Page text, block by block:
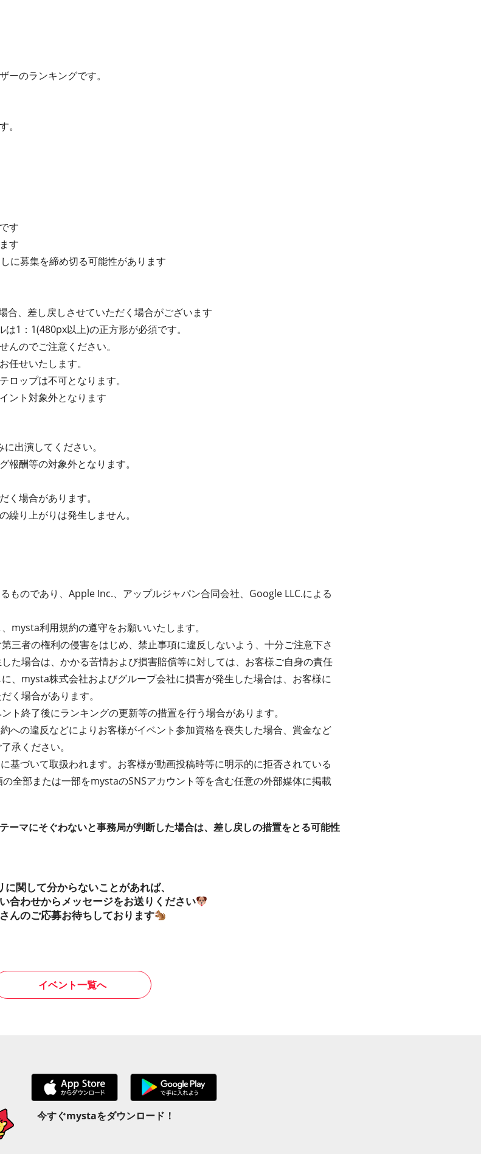
のランキングです。
。
す
す
に募集を締め切る可能性があります
合、差し戻しさせていただく場合がございます
1：1(480px以上)の正方形が必須です。
んのでご注意ください。
任せいたします。
ロップは不可となります。
ント対象外となります
出演してください。
報酬等の対象外となります。
く場合があります。
繰り上がりは発生しません。
ものであり、Apple Inc.、アップルジャパン合同会社、Google LLC.による
mysta利用規約の遵守をお願いいたします。
三者の権利の侵害をはじめ、禁止事項に違反しないよう、十分ご注意下さ
た場合は、かかる苦情および損害賠償等に対しては、お客様ご自身の責任
、mysta株式会社およびグループ会社に損害が発生した場合は、お客様に
く場合があります。
ト終了後にランキングの更新等の措置を行う場合があります。
への違反などによりお客様がイベント参加資格を喪失した場合、賞金など
承ください。
基づいて取扱われます。お客様が動画投稿時等に明示的に拒否されている
全部または一部をmystaのSNSアカウント等を含む任意の外部媒体に掲載
ーマにそぐわないと事務局が判断した場合は、差し戻しの措置をとる可能性
に関して分からないことがあれば、
合わせからメッセージをお送りください
んのご応募お待ちしております
イベント一覧へ
今すぐmystaをダウンロード！